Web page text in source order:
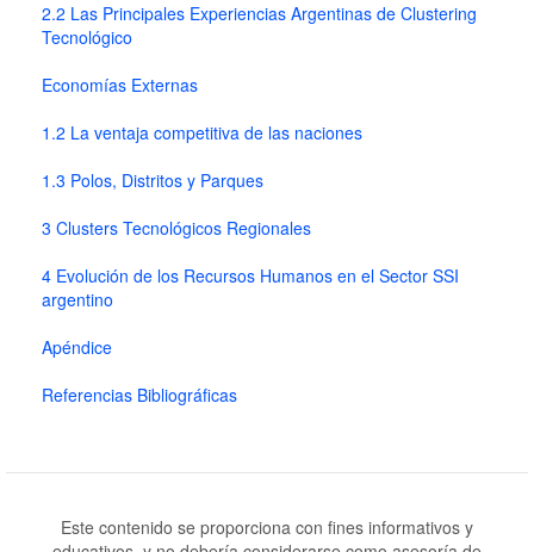
2.2 Las Principales Experiencias Argentinas de Clustering
Tecnológico
Economías Externas
1.2 La ventaja competitiva de las naciones
1.3 Polos, Distritos y Parques
3 Clusters Tecnológicos Regionales
4 Evolución de los Recursos Humanos en el Sector SSI
argentino
Apéndice
Referencias Bibliográficas
Este contenido se proporciona con fines informativos y